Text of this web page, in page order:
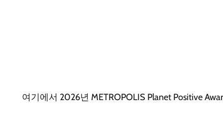
여기에서 2026년 METROPOLIS Planet Positive